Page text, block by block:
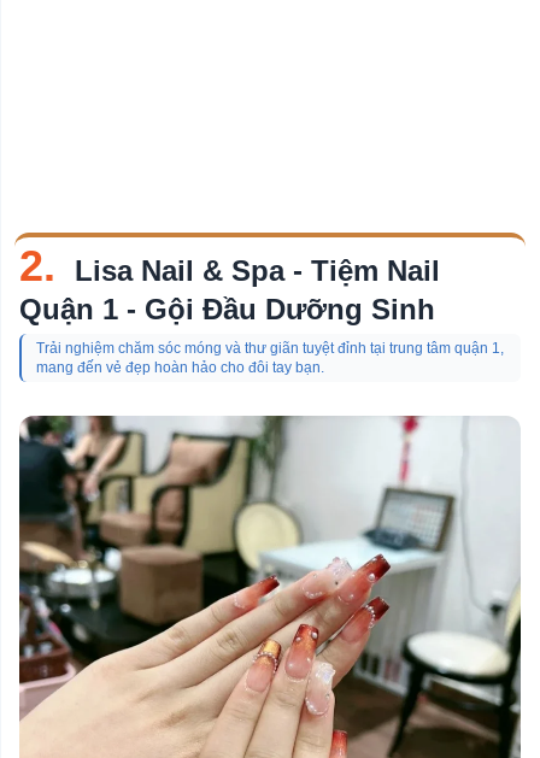
2.
Lisa Nail & Spa - Tiệm Nail
Quận 1 - Gội Đầu Dưỡng Sinh
Trải nghiệm chăm sóc móng và thư giãn tuyệt đỉnh tại trung tâm quận 1,
mang đến vẻ đẹp hoàn hảo cho đôi tay bạn.